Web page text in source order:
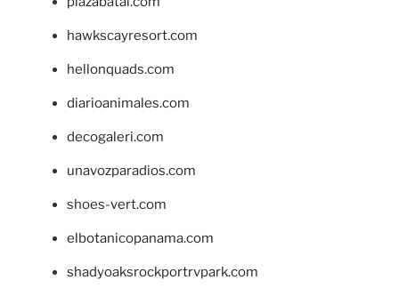
hawkscayresort.com
hellonquads.com
diarioanimales.com
decogaleri.com
unavozparadios.com
shoes-vert.com
elbotanicopanama.com
shadyoaksrockportrvpark.com